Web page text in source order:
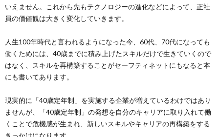
いえません。これから先もテクノロジーの進化などによって、正社
員の価値観は大きく変化していきます。
人生100年時代と言われるようになった今、60代、70代になっても
働くためには、40歳までに積み上げたスキルだけで生きていくので
はなく、スキルを再構築することがセーフティネットにもなると本
にも書いてあります。
現実的に「40歳定年制」を実施する企業が増えているわけではあり
ませんが、「40歳定年制」の発想を自分のキャリアに取り入れて働
くことで危機感が生まれ、新しいスキルやキャリアの再構築をする